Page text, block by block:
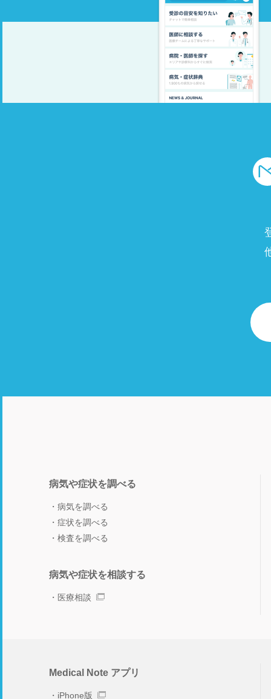
病気や症状を調べる
病気を調べる
症状を調べる
検査を調べる
病気や症状を相談する
医療相談
Medical Note アプリ
iPhone版